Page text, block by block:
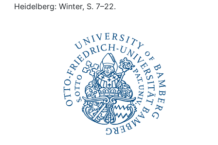
Help
Heidelberg: Winter, S. 7–22.